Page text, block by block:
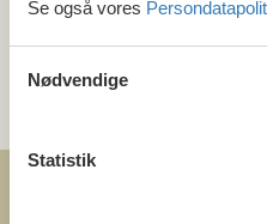
Se også vores
Nødvendige
Statistik